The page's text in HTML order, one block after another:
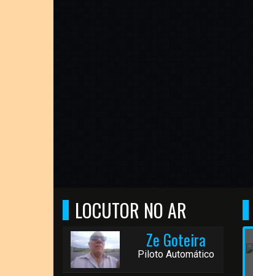
LOCUTOR NO AR
Ze Goteira
Piloto Automático